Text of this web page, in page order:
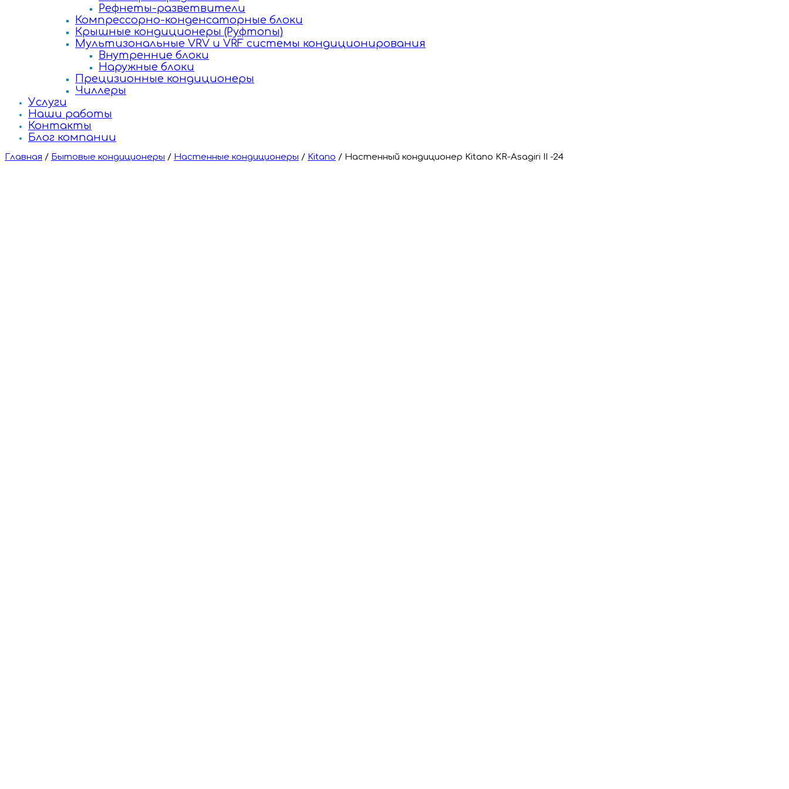
Рефнеты-разветвители
Компрессорно-конденсаторные блоки
Крышные кондиционеры (Руфтопы)
Мультизональные VRV и VRF системы кондиционирования
Внутренние блоки
Наружные блоки
Прецизионные кондиционеры
Чиллеры
Услуги
Наши работы
Контакты
Блог компании
Главная / Бытовые кондиционеры / Настенные кондиционеры / Kitano / Настенный кондиционер Kitano KR-Asagiri II -24